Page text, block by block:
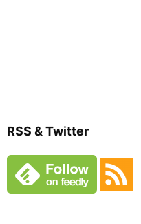
RSS & Twitter